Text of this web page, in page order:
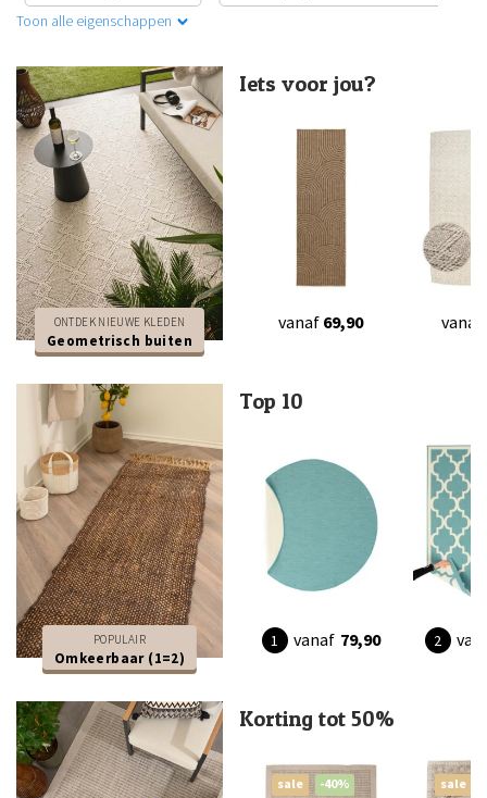
Toon alle eigenschappen
ONTDEK NIEUWE KLEDEN
Geometrisch buiten
Iets voor jou?
vanaf 69,90 vanaf
POPULAIR
Omkeerbaar (1=2)
Top 10
vanaf 79,90
Korting tot 50%
sale -40% sale